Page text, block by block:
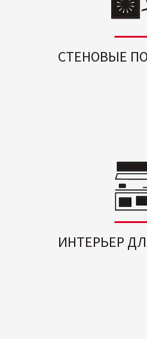
СТЕНОВЫЕ
ИНТЕРЬЕР